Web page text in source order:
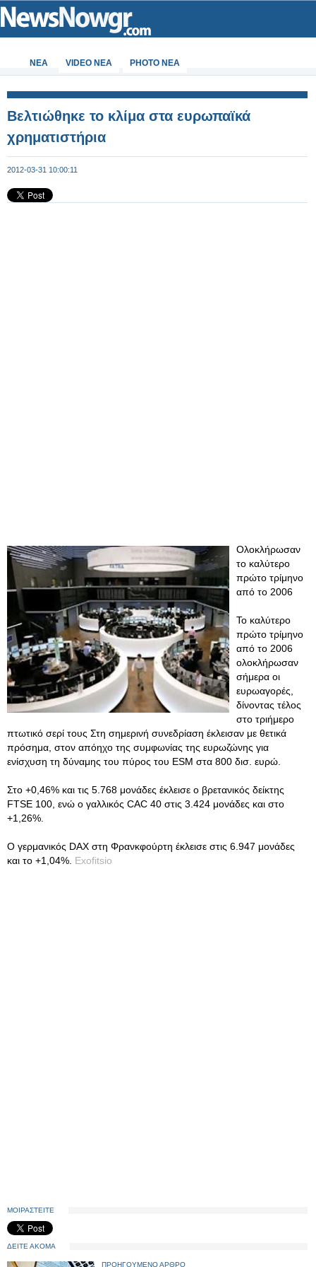
ΝΕΑ VIDEO NEA PHOTO NEA
Βελτιώθηκε το κλίμα στα ευρωπαϊκά
χρηματιστήρια
2012-03-31 10:00:11
Ολοκλήρωσαν
το καλύτερο
πρώτο τρίμηνο
από το 2006
Το καλύτερο
πρώτο τρίμηνο
από το 2006
ολοκλήρωσαν
σήμερα οι
ευρωαγορές,
δίνοντας τέλος
στο τριήμερο
πτωτικό σερί τους Στη σημερινή συνεδρίαση έκλεισαν με θετικά
πρόσημα, στον απόηχο της συμφωνίας της ευρωζώνης για
ενίσχυση τη δύναμης του πύρος του ESM στα 800 δισ. ευρώ.
Στο +0,46% και τις 5.768 μονάδες έκλεισε ο βρετανικός δείκτης
FTSE 100, ενώ ο γαλλικός CAC 40 στις 3.424 μονάδες και στο
+1,26%.
Ο γερμανικός DAX στη Φρανκφούρτη έκλεισε στις 6.947 μονάδες
και το +1,04%. Exofitsio
ΜΟΙΡΑΣΤΕΙΤΕ
ΔΕΙΤΕ ΑΚΟΜΑ
ΠΡΟΗΓΟΥΜΕΝΟ ΑΡΘΡΟ